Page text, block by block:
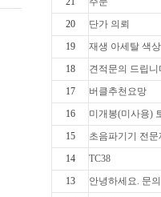
20
단가 의뢰
19
재생 아세탈 색
18
견적문의 드립니
17
버클추천요망
16
미개봉(미사용)
15
초음파기기 전
14
TC38
13
안녕하세요. 문